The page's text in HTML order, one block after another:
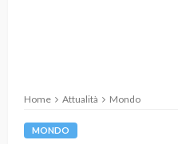
Home Attualità Mondo
MONDO